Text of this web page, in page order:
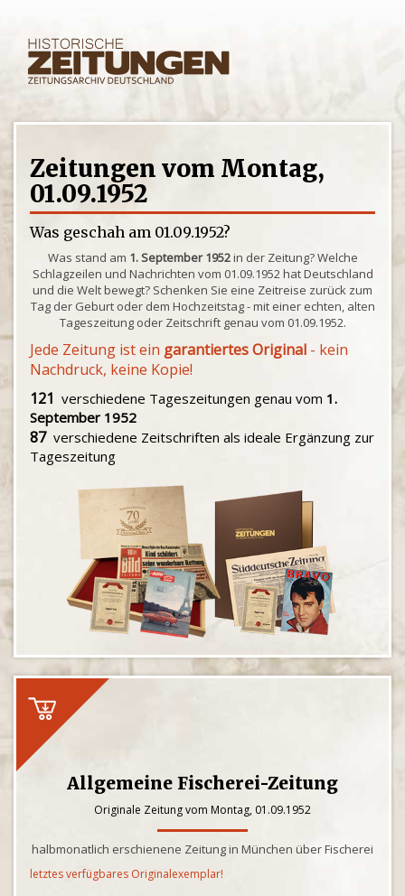
Zeitungen vom Montag,
01.09.1952
Was geschah am 01.09.1952?
Was stand am 1. September 1952in der Zeitung? Welche
Schlagzeilen und Nachrichten vom 01.09.1952 hat Deutschland
und die Welt bewegt? Schenken Sie eine Zeitreise zurück zum
Tag der Geburt oder dem Hochzeitstag - mit einer echten, alten
Tageszeitung oder Zeitschrift genau vom 01.09.1952.
Jede Zeitung ist ein garantiertes Original - kein
Nachdruck, keine Kopie!
121 verschiedene Tageszeitungen genau vom 1.
September 1952
87verschiedene Zeitschriften als ideale Ergänzung zur
Tageszeitung
Allgemeine Fischerei-Zeitung
Originale Zeitung vom Montag, 01.09.1952
halbmonatlich erschienene Zeitung in München über Fischerei
letztes verfügbares Originalexemplar!